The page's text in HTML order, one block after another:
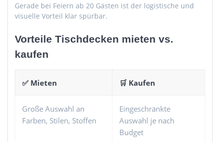
Gerade bei Feiern ab 20 Gästen ist der logistische und
visuelle Vorteil klar spürbar.
Vorteile Tischdecken mieten vs.
kaufen
✅ Mieten 🛒 Kaufen
Große Auswahl an
Farben, Stilen, Stoffen
Eingeschränkte
Auswahl je nach
Budget